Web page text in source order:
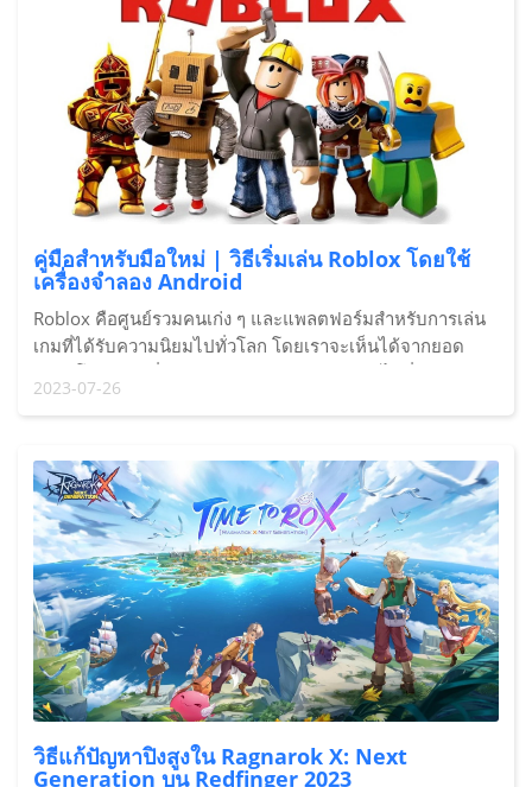
คู่มือสำหรับมือใหม่ | วิธีเริ่มเล่น Roblox โดยใช้
เครื่องจำลอง Android
Roblox คือศูนย์รวมคนเก่ง ๆ และแพลตฟอร์มสำหรับการเล่น
เกมที่ได้รับความนิยมไปทั่วโลก โดยเราจะเห็นได้จากยอด
ดาวน์โหลดเกมที่ถล่มทลายบน Play Store เน้นไปที่กลุ่มผู้เล่น
วัยรุ่นเป็นหลัก และมีมีมบนโลกออนไลน์ที่เราสามารถพบเห็น
2023-07-26
วิธีแก้ปัญหาปิงสูงใน Ragnarok X: Next
Generation บน Redfinger 2023